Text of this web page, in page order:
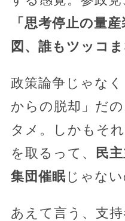
「思考停止の量
図、誰もツッコ
政策論争じゃな
からの脱却」だ
タメ。しかもそ
を取るって、 民
集団催眠じゃない
あえて言う、支